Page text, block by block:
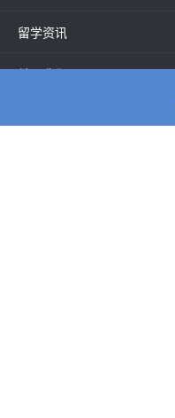
留学资讯
关于我们